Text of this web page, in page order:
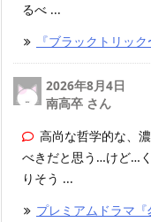
るべ ...
『ブラックトリッ
2026年8月4日
南高卒 さん
高尚な哲学的な、
べきだと思う…けど…
りそう ...
プレミアムドラマ